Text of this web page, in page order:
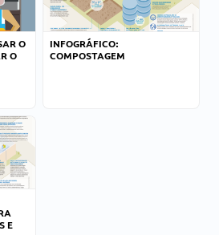
O
O
INFOGRÁFICO:
COMPOSTAGEM
E